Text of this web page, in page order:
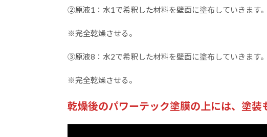
②原液1：水1で希釈した材料を壁面に塗布していきます
※完全乾燥させる。
③原液8：水2で希釈した材料を壁面に塗布していきます
※完全乾燥させる。
乾燥後のパワーテック塗膜の上には、塗装